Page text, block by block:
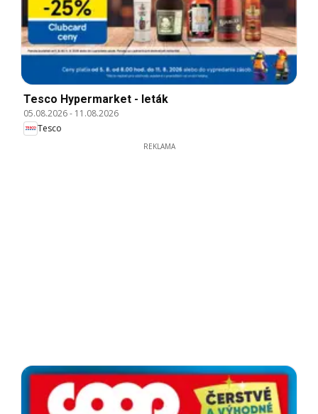
Tesco Hypermarket - leták
05.08.2026- 11.08.2026
Tesco
REKLAMA